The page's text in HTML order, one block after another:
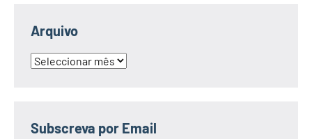
Arquivo
Arquivo
Subscreva por Email